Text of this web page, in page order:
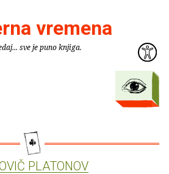
vremena
sve je puno knjiga.
PLATONOV